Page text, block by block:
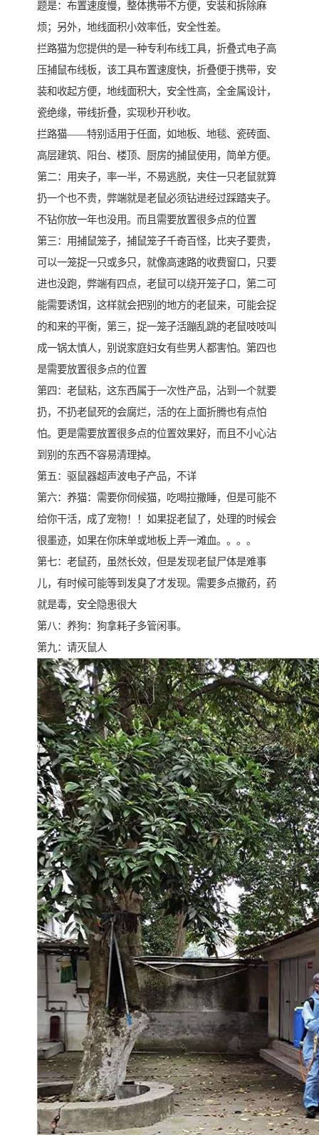
题是：布置速度慢，整体携带不方便，安装和拆除麻
烦；另外，地线面积小效率低，安全性差。
拦路猫为您提供的是一种专利布线工具，折叠式电子高
压捕鼠布线板，该工具布置速度快，折叠便于携带，安
装和收起方便，地线面积大，安全性高，全金属设计，
瓷绝缘，带线折叠，实现秒开秒收。
拦路猫——特别适用于任面，如地板、地毯、瓷砖面、
高层建筑、阳台、楼顶、厨房的捕鼠使用，简单方便。
第二：用夹子，率一半，不易逃脱，夹住一只老鼠就算
扔一个也不贵，弊端就是老鼠必须钻进经过踩踏夹子。
不钻你放一年也没用。而且需要放置很多点的位置
第三：用捕鼠笼子，捕鼠笼子千奇百怪，比夹子要贵，
可以一笼捉一只或多只，就像高速路的收费窗口，只要
进也没跑，弊端有四点，老鼠可以绕开笼子口，第二可
能需要诱饵，这样就会把别的地方的老鼠来，可能会捉
的和来的平衡，第三，捉一笼子活蹦乱跳的老鼠吱吱叫
成一锅太慎人，别说家庭妇女有些男人都害怕。第四也
是需要放置很多点的位置
第四：老鼠粘，这东西属于一次性产品，沾到一个就要
扔，不扔老鼠死的会腐烂，活的在上面折腾也有点怕
怕。更是需要放置很多点的位置效果好，而且不小心沾
到别的东西不容易清理掉。
第五：驱鼠器超声波电子产品，不详
第六：养猫：需要你伺候猫，吃喝拉撒睡，但是可能不
给你干活，成了宠物！！如果捉老鼠了，处理的时候会
很墨迹，如果在你床单或地板上弄一滩血。。。。
第七：老鼠药，虽然长效，但是发现老鼠尸体是难事
儿，有时候可能等到发臭了才发现。需要多点撒药，药
就是毒，安全隐患很大
第八：养狗：狗拿耗子多管闲事。
第九：请灭鼠人